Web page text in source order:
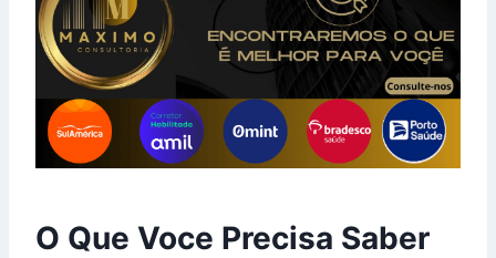
O Que Voce Precisa Saber